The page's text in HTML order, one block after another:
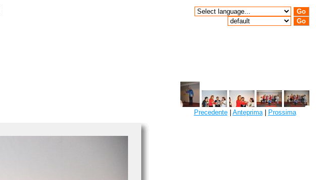
Precedente| Anteprima| Prossima